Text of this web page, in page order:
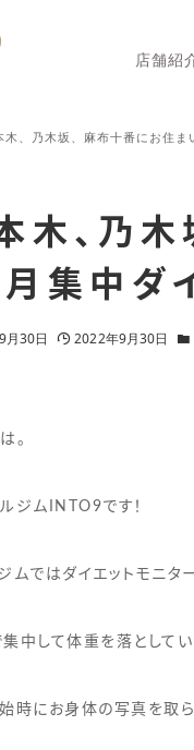
店舗紹
木、乃木坂、麻布十番にお住
木、乃
月集中ダ
月30日 2022年9月30日
。
ジムINTO9です！
ムではダイエットモニタ
中して体重を落として
時にお身体の写真を取